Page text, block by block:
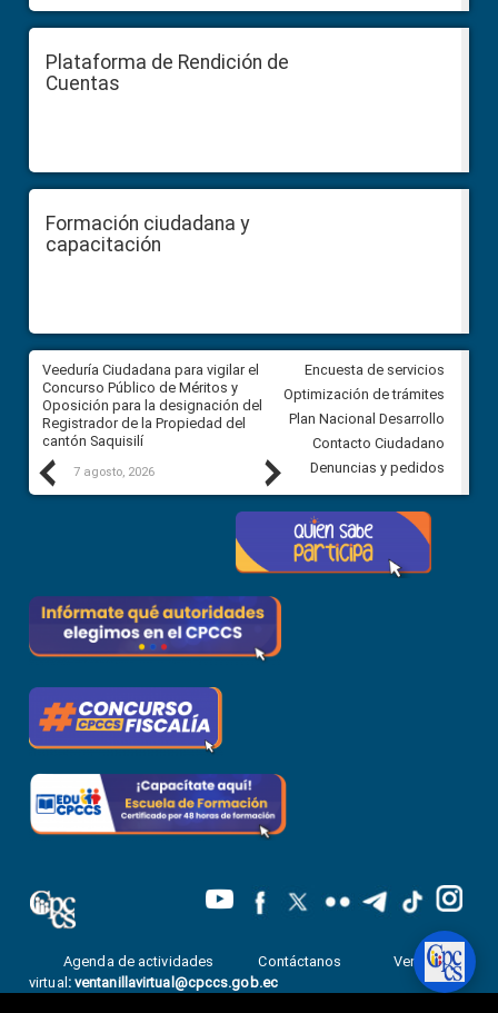
Plataforma de Rendición de
Cuentas
Formación ciudadana y
capacitación
Previous
Veeduría Ciudadana para vigilar el
Concurso Público de Méritos y
Oposición para la designación del
Registrador de la Propiedad del
cantón Saquisilí
7 agosto, 2026
Veeduría Ciudadana para
construcción del asfaltado de
Ballenita del cantón Santa
7 agosto, 2026
Next
Encuesta de servicios
Optimización de trámites
Plan Nacional Desarrollo
Contacto Ciudadano
Denuncias y pedidos
Agenda de actividades Contáctanos
Ventanilla
virtual : ventanillavirtual@cpccs.gob.ec